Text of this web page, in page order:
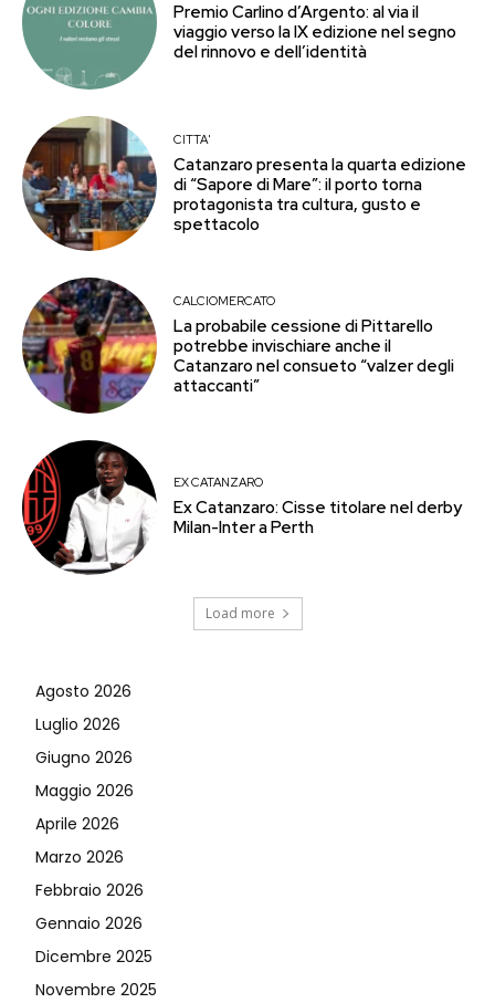
Premio Carlino d’Argento: al via il
viaggio verso la IX edizione nel segno
del rinnovo e dell’identità
CITTA'
Catanzaro presenta la quarta edizione
di “Sapore di Mare”: il porto torna
protagonista tra cultura, gusto e
spettacolo
CALCIOMERCATO
La probabile cessione di Pittarello
potrebbe invischiare anche il
Catanzaro nel consueto “valzer degli
attaccanti”
EX CATANZARO
Ex Catanzaro: Cisse titolare nel derby
Milan-Inter a Perth
Load more
Agosto 2026
Luglio 2026
Giugno 2026
Maggio 2026
Aprile 2026
Marzo 2026
Febbraio 2026
Gennaio 2026
Dicembre 2025
Novembre 2025